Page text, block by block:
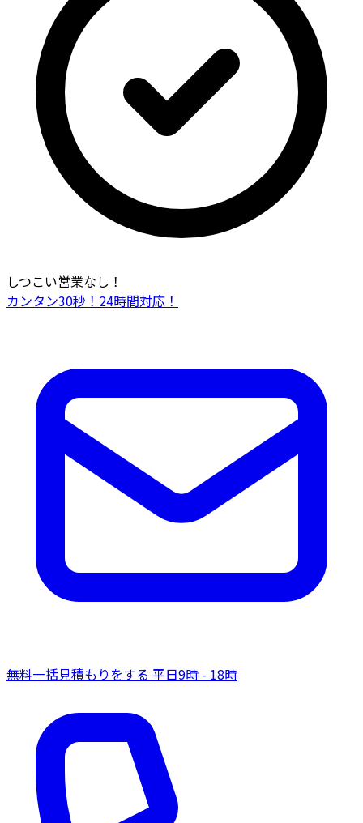
しつこい営業なし！
カンタン30秒！24時間対応！
無料一括見積もりをする 平日9時 - 18時